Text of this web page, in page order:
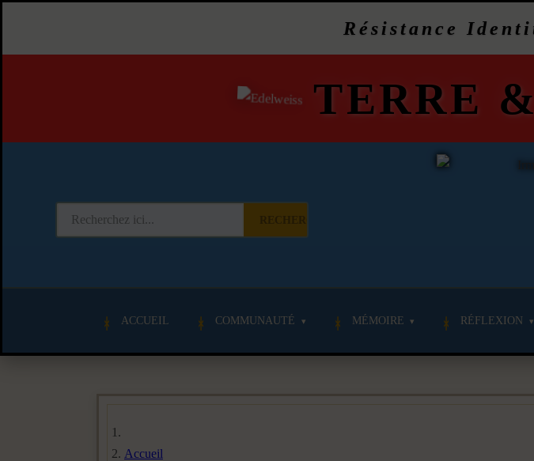
Résistance
TERRE &
ACCUEIL COMMUNAUTÉ MÉMOIRE RÉFLEXION
Accueil